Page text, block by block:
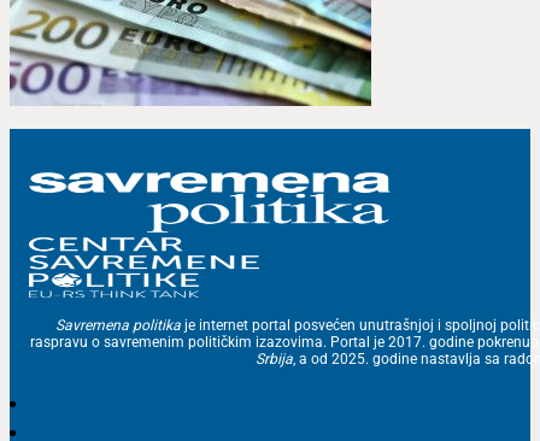
Savremena politika je internet portal posvećen unutrašnjoj i spoljnoj
raspravu o savremenim političkim izazovima. Portal je 2017. godine
Srbija, a od 2025. godine nastavlja sa